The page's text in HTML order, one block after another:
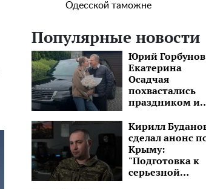
Одесской таможне
Популярные новости
Юрий
Екатерина
Осадчая
похвастались
праздником и
черным авто:
"Завтра снова в
путь!"
Кирилл
сделал анонс
Крыму:
"Подготовка к
серьезной